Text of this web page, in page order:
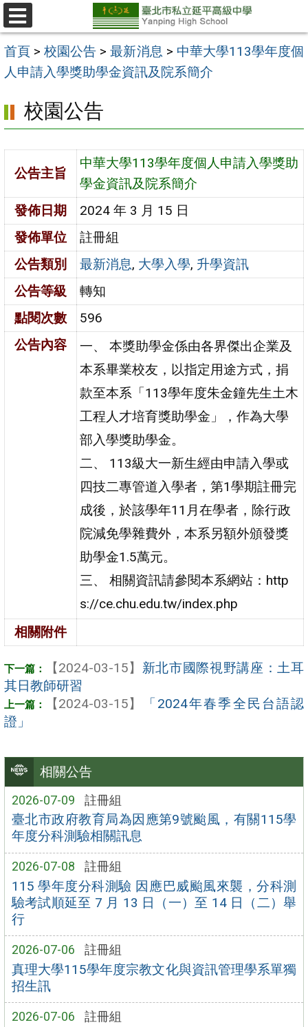
跳
至
主
要
區
選
單
首頁 >校園公告 >最新消息 > 中華大學113學年度個
人申請入學獎助學金資訊及院系簡介
相關公告
2026-07-09 註冊組
臺北市政府教育局為因應第9號颱風，有關115學
年度分科測驗相關訊息
2026-07-08 註冊組
115 學年度分科測驗 因應巴威颱風來襲，分科測
驗考試順延至 7 月 13 日（一）至 14 日（二）舉
行
2026-07-06 註冊組
真理大學115學年度宗教文化與資訊管理學系單獨
招生訊
2026-07-06 註冊組
校園公告
公告主旨
中華大學113學年度個人申請入學獎助
學金資訊及院系簡介
發佈日期
2024 年 3 月 15 日
發佈單位
註冊組
公告類別
最新消息, 大學入學, 升學資訊
公告等級
轉知
點閱次數
596
公告內容
一、 本獎助學金係由各界傑出企業及
本系畢業校友，以指定用途方式，捐
款至本系「113學年度朱金鐘先生土木
工程人才培育獎助學金」，作為大學
部入學獎助學金。
二、 113級大一新生經由申請入學或
四技二專管道入學者，第1學期註冊完
成後，於該學年11月在學者，除行政
院減免學雜費外，本系另額外頒發獎
助學金1.5萬元。
三、 相關資訊請參閱本系網站：http
s://ce.chu.edu.tw/index.php
相關附件
【2024-03-15】 新北市國際視野講座：土耳
其日教師研習
【2024-03-15】
「2024年春季全民台語認
證」